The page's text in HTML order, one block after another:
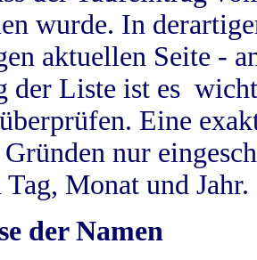
wurde. In
aktuellen Seite -
der Liste ist es
Eine
nur
Monat und Jahr.
der Namen